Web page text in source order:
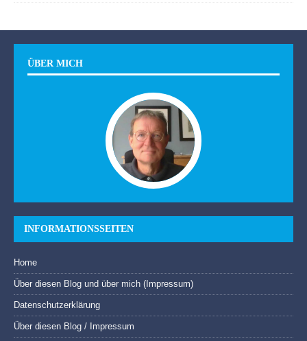
ÜBER MICH
INFORMATIONSSEITEN
Home
Über diesen Blog und über mich (Impressum)
Datenschutzerklärung
Über diesen Blog / Impressum